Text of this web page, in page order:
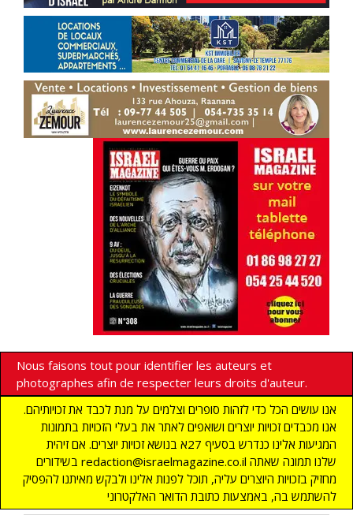
Nous faisons tout pour identifier les auteurs et
photographes afin de respecter leurs droits d'auteur.
אנו עושים הכל כדי לזהות סופרים וצלמים על מנת לכבד את זכויותיהם.
אנו מכבדים זכויות יוצרים ושואפים לאתר את בעלי הזכויות בתמונות
המגיעות אלינו כנדרש בסעיף 27א בנושא זכויות יוצרים. אם זיהית
בשידורים redaction@israelmagazine.co.il שלנו תמונה שאתה
מחזיק בזכויות היוצרים עליה, תוכל לפנות אלינו ולבקש מאיתנו להפסיק
להשתמש בה, באמצעות כתובת הדואר האלקטרוני